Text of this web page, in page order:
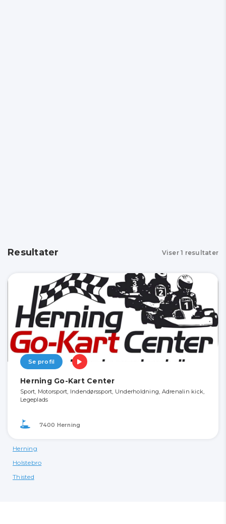
Resultater Viser 1 resultater
Se profil
Herning Go-Kart Center
Sport, Motorsport, Indendørssport, Underholdning, Adrenalin kick,
Legeplads
7400 Herning
Herning
Holstebro
Thisted